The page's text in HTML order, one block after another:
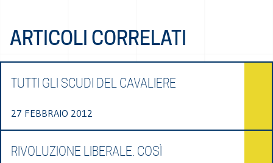
ARTICOLI CORRELATI
TUTTI GLI SCUDI DEL CAVALIERE
27 FEBBRAIO 2012
RIVOLUZIONE LIBERALE. COSÌ